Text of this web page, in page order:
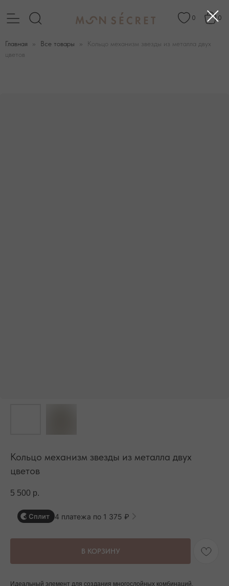
Главная Все товары
Кольцо механизм звезды из металла двух
цветов
Кольцо механизм звезды из металла двух
цветов
5 500 р.
Сплит 4 платежа по 1 375 ₽
В КОРЗИНУ
Идеальный элемент для создания многослойных комбинаций.